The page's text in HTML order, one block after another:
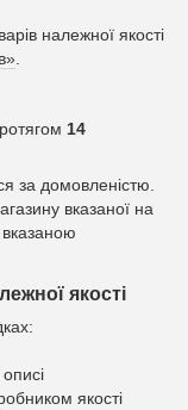
належної якості
.
14
за домовленістю.
вказаної на
якості
якості